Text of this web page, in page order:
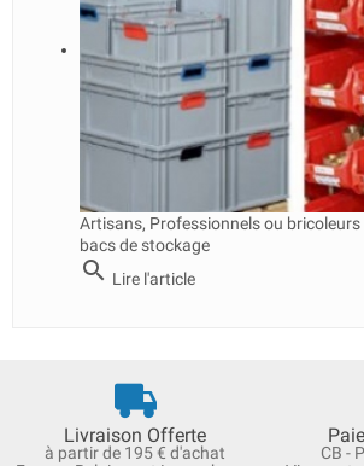
Artisans, Professionnels ou bricoleurs
bacs de stockage
search Lire l'article
Livraison Offerte
à partir de 195 € d'achat
CB -